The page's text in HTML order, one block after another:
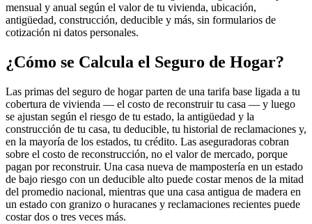
mensual y anual según el valor de tu vivienda, ubicación,
antigüedad, construcción, deducible y más, sin formularios de
cotización ni datos personales.
¿Cómo se Calcula el Seguro de Hogar?
Las primas del seguro de hogar parten de una tarifa base ligada a tu
cobertura de vivienda — el costo de reconstruir tu casa — y luego
se ajustan según el riesgo de tu estado, la antigüedad y la
construcción de tu casa, tu deducible, tu historial de reclamaciones y,
en la mayoría de los estados, tu crédito. Las aseguradoras cobran
sobre el costo de reconstrucción, no el valor de mercado, porque
pagan por reconstruir. Una casa nueva de mampostería en un estado
de bajo riesgo con un deducible alto puede costar menos de la mitad
del promedio nacional, mientras que una casa antigua de madera en
un estado con granizo o huracanes y reclamaciones recientes puede
costar dos o tres veces más.